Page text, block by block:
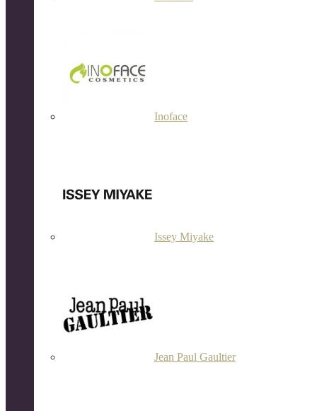
Inoface
Issey Miyake
Jean Paul Gaultier